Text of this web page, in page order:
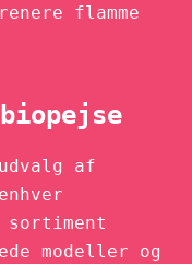
flamme
af
modeller og